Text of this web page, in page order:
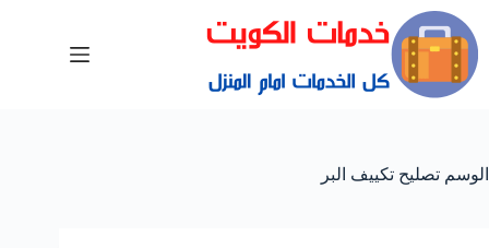
الوسم تصليح تكييف البر